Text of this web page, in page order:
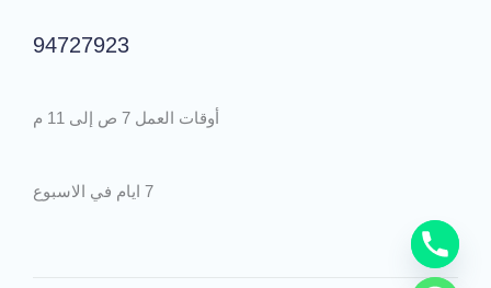
94727923
أوقات العمل 7 ص إلى 11 م
7 ايام في الاسبوع